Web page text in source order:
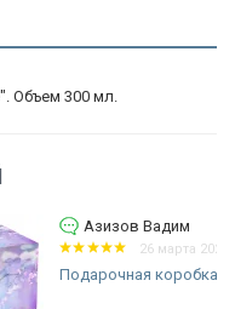
Объем 300 мл.
2023 15:28
для кружки...